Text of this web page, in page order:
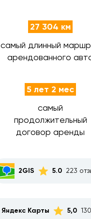
27 304 км
самый длинный
арендованного
5 лет 2 мес
самый
продолжительный
договор аренды
2GIS 5.0 223
Яндекс Карты 5,0